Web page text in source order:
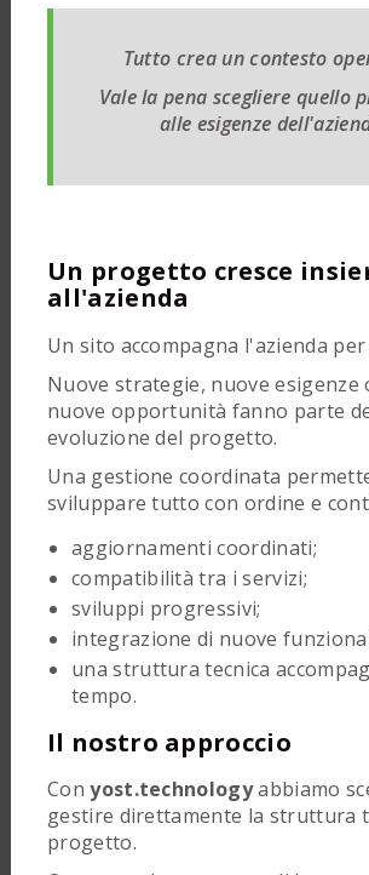
Tutto crea un contesto
Vale la pena scegliere quello
alle esigenze
Un progetto cresce
all'azienda
Un sito accompagna l'azienda
Nuove strategie, nuove esigenze
nuove opportunità fanno parte
evoluzione del progetto.
Una gestione coordinata
sviluppare tutto con ordine e
aggiornamenti coordinati;
compatibilità tra i servizi;
sviluppi progressivi;
integrazione di nuove
una struttura tecnica
tempo.
Il nostro approccio
Conyost.technologyabbiamo
gestire direttamente la struttura
progetto.